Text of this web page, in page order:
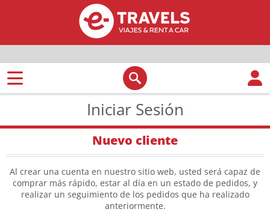
Iniciar Sesión
Nuevo cliente
Al crear una cuenta en nuestro sitio web, usted será capaz de
comprar más rápido, estar al día en un estado de pedidos, y
realizar un seguimiento de los pedidos que ha realizado
anteriormente.